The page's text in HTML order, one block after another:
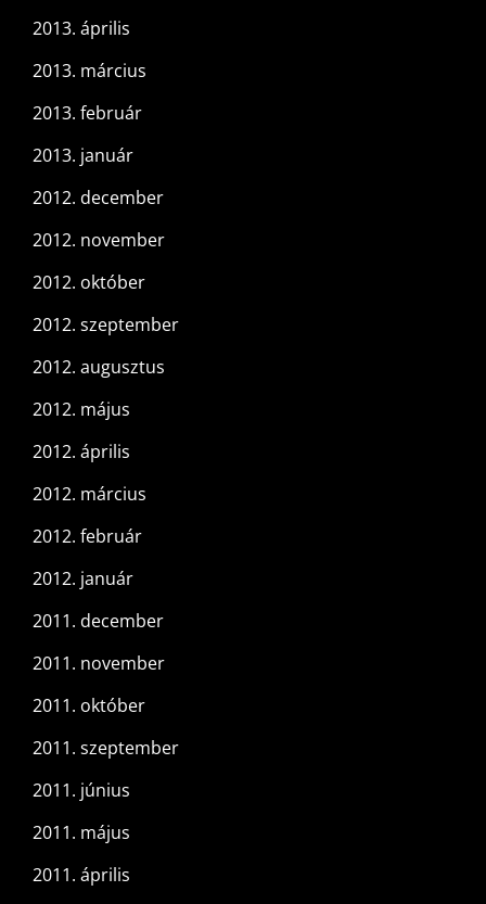
2013. április
2013. március
2013. február
2013. január
2012. december
2012. november
2012. október
2012. szeptember
2012. augusztus
2012. május
2012. április
2012. március
2012. február
2012. január
2011. december
2011. november
2011. október
2011. szeptember
2011. június
2011. május
2011. április